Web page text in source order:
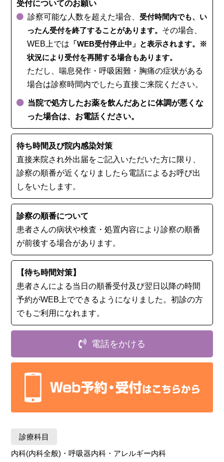
受付についてのお願い
診察可能な人数を超えた場合、 受付時間内でも、い
ったん受付を終了することがあります。 その場合、
WEB上では 「WEB受付停止中」と表示されます。※
状況により受付を再開する場合もあります。
ただし、喘息発作・呼吸困難・胸痛の症状がある
場合は診察時間内でしたら直接ご来院ください。
当院で処方したお薬を飲んだあとに体調が悪くな
った場合は、お電話ください。
待ち時間及び院内感染対策
直接来院され外出届をご記入いただいた方に限り、
診察の順番が近くなりましたら電話によるお呼び出
しをいたします。
診察の順番について
患者さんの病状や検査・処置内容により診察の順番
が前後する場合があります。
【待ち時間対策】
患者さんによる当日の順番受付及び翌日以降の時間
予約がWEB上でできるようになりました。初診の⽅
でもご利用になれます。
電話をかける
診療科目
内科(内科全般)・呼吸器内科・アレルギー内科